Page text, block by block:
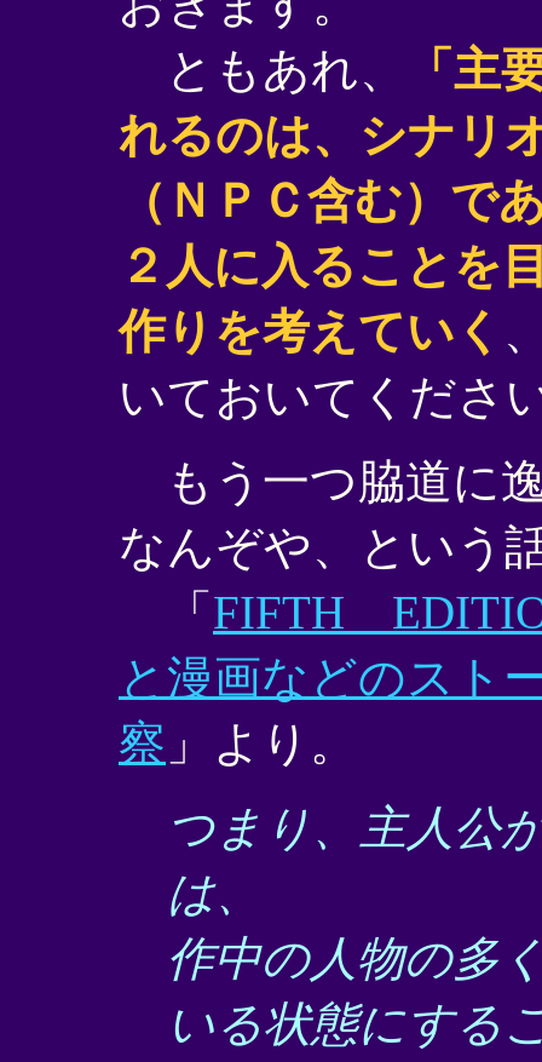
ともあれ、
「主
れるのは、シナリ
（ＮＰＣ含む）で
２人に入ることを
作りを考えていく
いておいてくださ
もう一つ脇道に
なんぞや、という
「 FIFTH
と漫画などのスト
察 」より。
つまり、主人公
は、
作中の人物の多
いる状態にする